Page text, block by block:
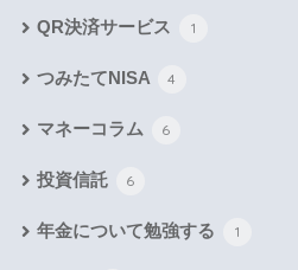
QR決済サービス 1
つみたてNISA 4
マネーコラム 6
投資信託 6
年金について勉強する 1